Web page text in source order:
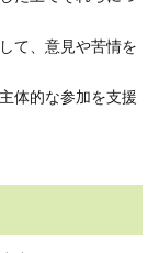
て、意見や苦情を
体的な参加を支援